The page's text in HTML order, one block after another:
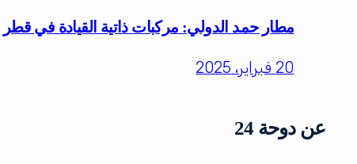
مطار حمد الدولي: مركبات ذاتية القيادة في قطر
20 فبراير، 2025
عن دوحة 24